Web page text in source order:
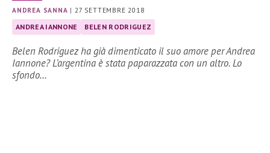
ANDREA SANNA |27 SETTEMBRE 2018
ANDREA IANNONE BELEN RODRIGUEZ
Belen Rodriguez ha già dimenticato il suo amore per Andrea
Iannone? L’argentina è stata paparazzata con un altro. Lo
sfondo…